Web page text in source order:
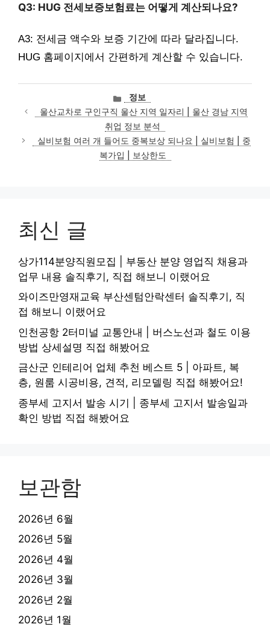
Q3: HUG 전세보증보험료는 어떻게 계산되나요?
A3: 전세금 액수와 보증 기간에 따라 달라집니다.
HUG 홈페이지에서 간편하게 계산할 수 있습니다.
카
테
고
리
정보
울산교차로 구인구직 울산 지역 일자리 | 울산 경남 지역
취업 정보 분석
실비보험 여러 개 들어도 중복보상 되나요 | 실비보험 | 중
복가입 | 보상한도
최신 글
상가114분양직원모집 | 부동산 분양 영업직 채용과
업무 내용 솔직후기, 직접 해보니 이랬어요
와이즈만영재교육 부산센텀안락센터 솔직후기, 직
접 해보니 이랬어요
인천공항 2터미널 교통안내 | 버스노선과 철도 이용
방법 상세설명 직접 해봤어요
금산군 인테리어 업체 추천 베스트 5 | 아파트, 복
층, 원룸 시공비용, 견적, 리모델링 직접 해봤어요!
종부세 고지서 발송 시기 | 종부세 고지서 발송일과
확인 방법 직접 해봤어요
보관함
2026년 6월
2026년 5월
2026년 4월
2026년 3월
2026년 2월
2026년 1월